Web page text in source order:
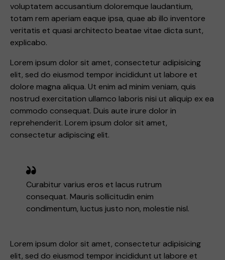
voluptatem accusantium doloremque laudantium,
totam rem aperiam eaque ipsa, quae ab illo inventore
veritatis et quasi architecto beatae vitae dicta sunt,
explicabo.
Lorem ipsum dolor sit amet, consectetur adipisicing
elit, sed do eiusmod tempor incididunt ut labore et
dolore magna aliqua. Ut enim ad minim veniam, quis
nostrud exercitation ullamco laboris nisi ut aliquip ex ea
commodo consequat. Duis aute irure dolor in
reprehenderit. Lorem ipsum dolor sit amet,
consectetur adipiscing elit.
Curabitur varius eros et lacus rutrum
consequat. Mauris sollicitudin enim
condimentum, luctus justo non, molestie nisl.
Lorem ipsum dolor sit amet, consectetur adipisicing
elit, sed do eiusmod tempor incididunt ut labore et